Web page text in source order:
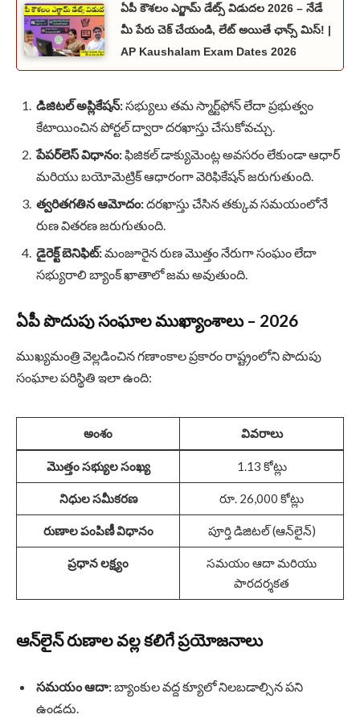
ఏపీ కౌశలం ఎగ్జామ్ డేట్స్ విడుదల 2026 – నేడే
మీ పేరు చెక్ చేయండి, లేట్ అయితే ఛాన్స్ మిస్! |
AP Kaushalam Exam Dates 2026
డిజిటల్ అప్లికేషన్:సభ్యులు తమ స్మార్ట్‌ఫోన్ లేదా ప్రభుత్వం
కేటాయించిన పోర్టల్ ద్వారా దరఖాస్తు చేసుకోవచ్చు.
పేపర్‌లెస్ విధానం:ఫిజికల్ డాక్యుమెంట్ల అవసరం లేకుండా ఆధార్
మరియు బయోమెట్రిక్ ఆధారంగా వెరిఫికేషన్ జరుగుతుంది.
త్వరితగతిన ఆమోదం:దరఖాస్తు చేసిన తక్కువ సమయంలోనే
రుణ వితరణ జరుగుతుంది.
డైరెక్ట్ బెనిఫిట్:మంజూరైన రుణ మొత్తం నేరుగా సంఘం లేదా
సభ్యురాలి బ్యాంక్ ఖాతాలో జమ అవుతుంది.
ఏపీ పొదుపు సంఘాల ముఖ్యాంశాలు – 2026
ముఖ్యమంత్రి వెల్లడించిన గణాంకాల ప్రకారం రాష్ట్రంలోని పొదుపు
సంఘాల పరిస్థితి ఇలా ఉంది:
అంశం వివరాలు
మొత్తం సభ్యుల సంఖ్య 1.13 కోట్లు
నిధుల సమీకరణ రూ. 26,000 కోట్లు
రుణాల పంపిణీ విధానం పూర్తి డిజిటల్ (ఆన్‌లైన్)
ప్రధాన లక్ష్యం
సమయం ఆదా మరియు
పారదర్శకత
ఆన్‌లైన్ రుణాల వల్ల కలిగే ప్రయోజనాలు
సమయం ఆదా:బ్యాంకుల వద్ద క్యూలో నిలబడాల్సిన పని
ఉండదు.